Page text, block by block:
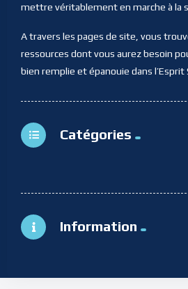
mettre véritablement en marche à la
A travers les pages de site, vous
ressources dont vous aurez besoin
bien remplie et épanouie dans l’Esprit
Catégories
Information